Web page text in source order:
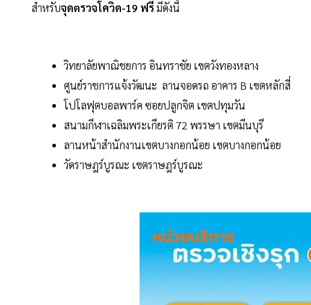
สำหรับจุดตรวจโควิด-19 ฟรีมีดังนี้
วิทยาลัยพาณิชยการ อินทราชัย เขตวังทองหลาง
ศูนย์ราชการแจ้งวัฒนะ ลานจอดรถ อาคาร B เขตหลักสี่
โปโลฟุตบอลพาร์ค ซอยปลูกจิต เขตปทุมวัน
สนามกีฬาเฉลิมพระเกียรติ 72 พรรษา เขตมีนบุรี
ลานหน้าสำนักงานเขตบางกอกน้อย เขตบางกอกน้อย
วัดราษฎร์บูรณะ เขตราษฎร์บูรณะ